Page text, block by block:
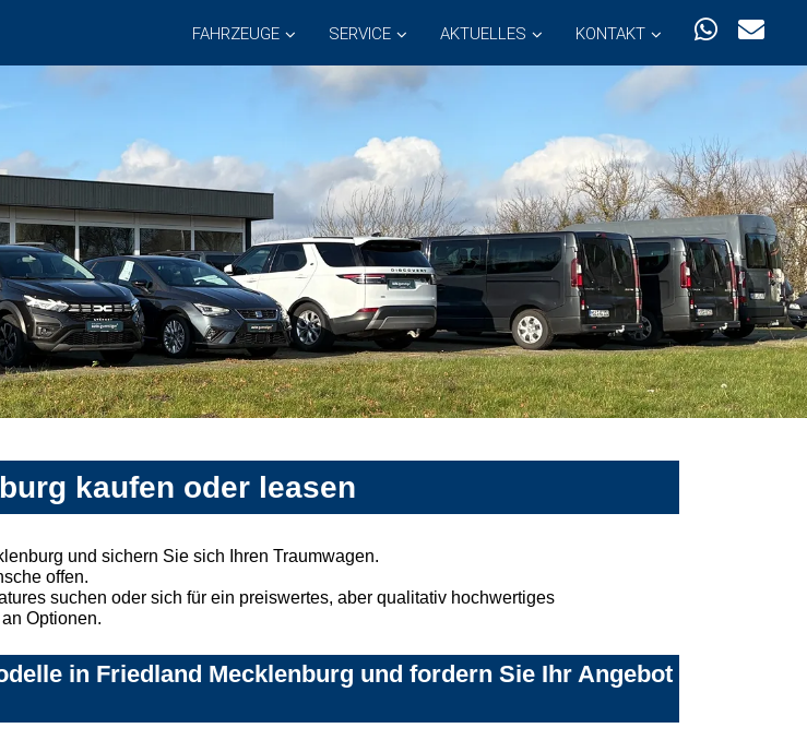
FAHRZEUGE SERVICE AKTUELLES KONTAKT
kaufen oder leasen
und sichern Sie sich Ihren Traumwagen.
offen.
suchen oder sich für ein preiswertes, aber qualitativ hochwertiges
Optionen.
in Friedland Mecklenburg und fordern Sie Ihr Angebot